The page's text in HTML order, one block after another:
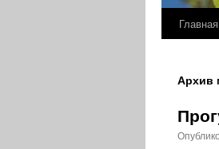
Перейти
Главная
Архив